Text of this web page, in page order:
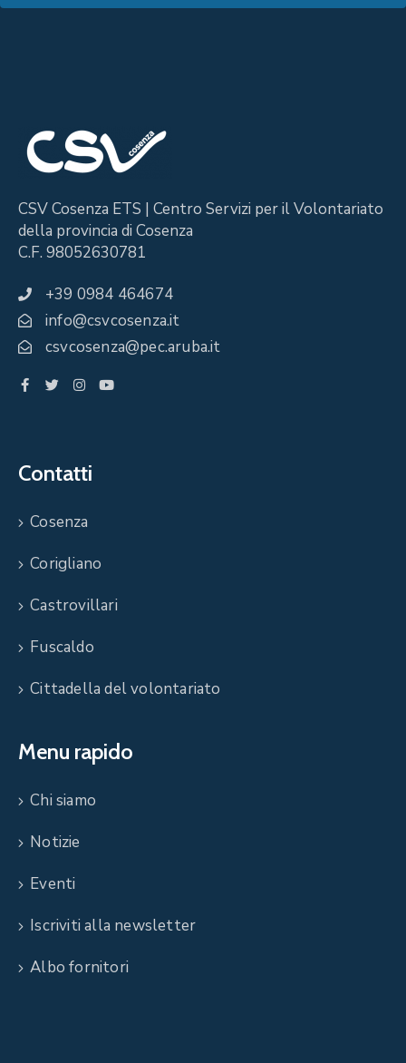
CSV Cosenza ETS | Centro Servizi per il Volontariato
della provincia di Cosenza
C.F. 98052630781
+39 0984 464674
info@csvcosenza.it
csvcosenza@pec.aruba.it
Contatti
Cosenza
Corigliano
Castrovillari
Fuscaldo
Cittadella del volontariato
Menu rapido
Chi siamo
Notizie
Eventi
Iscriviti alla newsletter
Albo fornitori